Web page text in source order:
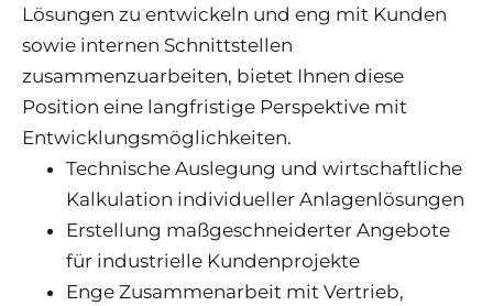
Lösungen zu entwickeln und eng mit Kunden
sowie internen Schnittstellen
zusammenzuarbeiten, bietet Ihnen diese
Position eine langfristige Perspektive mit
Entwicklungsmöglichkeiten.
Technische Auslegung und wirtschaftliche
Kalkulation individueller Anlagenlösungen
Erstellung maßgeschneiderter Angebote
für industrielle Kundenprojekte
Enge Zusammenarbeit mit Vertrieb,